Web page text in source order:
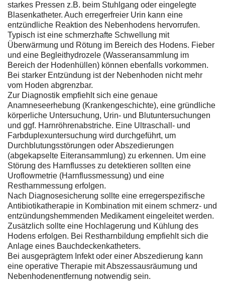
starkes Pressen z.B. beim Stuhlgang oder eingelegte
Blasenkatheter. Auch erregerfreier Urin kann eine
entzündliche Reaktion des Nebenhodens hervorrufen.
Typisch ist eine schmerzhafte Schwellung mit
Überwärmung und Rötung im Bereich des Hodens. Fieber
und eine Begleithydrozele (Wasseransammlung im
Bereich der Hodenhüllen) können ebenfalls vorkommen.
Bei starker Entzündung ist der Nebenhoden nicht mehr
vom Hoden abgrenzbar.
Zur Diagnostik empfiehlt sich eine genaue
Anamneseerhebung (Krankengeschichte), eine gründliche
körperliche Untersuchung, Urin- und Blutuntersuchungen
und ggf. Harnröhrenabstriche. Eine Ultraschall- und
Farbduplexuntersuchung wird durchgeführt, um
Durchblutungsstörungen oder Abszedierungen
(abgekapselte Eiteransammlung) zu erkennen. Um eine
Störung des Harnflusses zu detektieren sollten eine
Uroflowmetrie (Harnflussmessung) und eine
Restharnmessung erfolgen.
Nach Diagnosesicherung sollte eine erregerspezifische
Antibiotikatherapie in Kombination mit einem schmerz- und
entzündungshemmenden Medikament eingeleitet werden.
Zusätzlich sollte eine Hochlagerung und Kühlung des
Hodens erfolgen. Bei Restharnbildung empfiehlt sich die
Anlage eines Bauchdeckenkatheters.
Bei ausgeprägtem Infekt oder einer Abszedierung kann
eine operative Therapie mit Abszessausräumung und
Nebenhodenentfernung notwendig sein.